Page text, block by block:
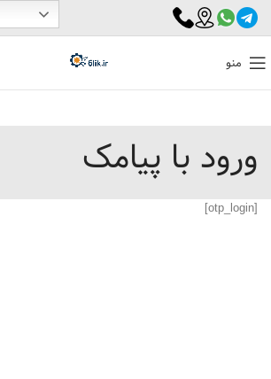
منو
ورود با پیامک
[otp_login]